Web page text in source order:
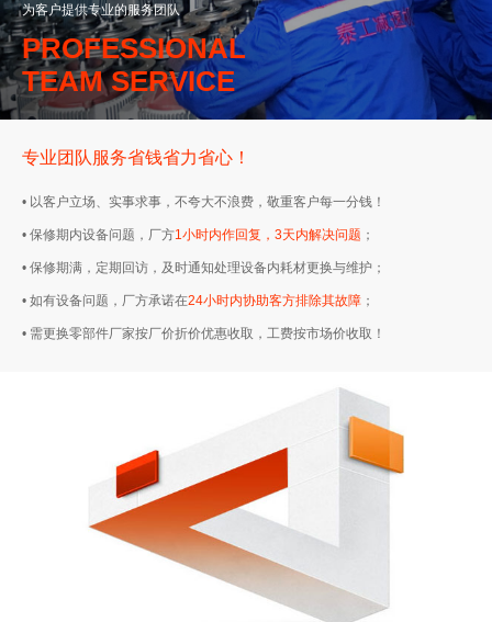
为客户提供专业的服务团队
PROFESSIONAL
TEAM SERVICE
专业团队服务省钱省力省心！
• 以客户立场、实事求事，不夸大不浪费，敬重客户每一分钱！
• 保修期内设备问题，厂方1小时内作回复，3天内解决问题 ；
• 保修期满，定期回访，及时通知处理设备内耗材更换与维护；
• 如有设备问题，厂方承诺在24小时内协助客方排除其故障 ；
• 需更换零部件厂家按厂价折价优惠收取，工费按市场价收取！